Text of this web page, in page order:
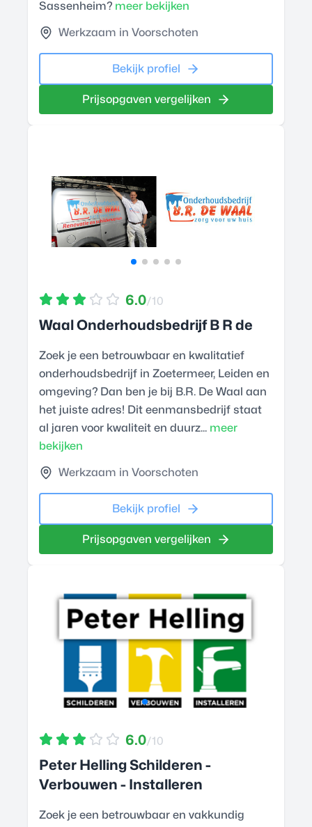
Sassenheim? meer bekijken
Werkzaam in Voorschoten
Bekijk profiel
Prijsopgaven vergelijken
6.0/10
Waal Onderhoudsbedrijf B R de
Zoek je een betrouwbaar en kwalitatief
onderhoudsbedrijf in Zoetermeer, Leiden en
omgeving? Dan ben je bij B.R. De Waal aan
het juiste adres! Dit eenmansbedrijf staat
al jaren voor kwaliteit en duurz... meer
bekijken
Werkzaam in Voorschoten
Bekijk profiel
Prijsopgaven vergelijken
6.0/10
Peter Helling Schilderen -
Verbouwen - Installeren
Zoek je een betrouwbaar en vakkundig